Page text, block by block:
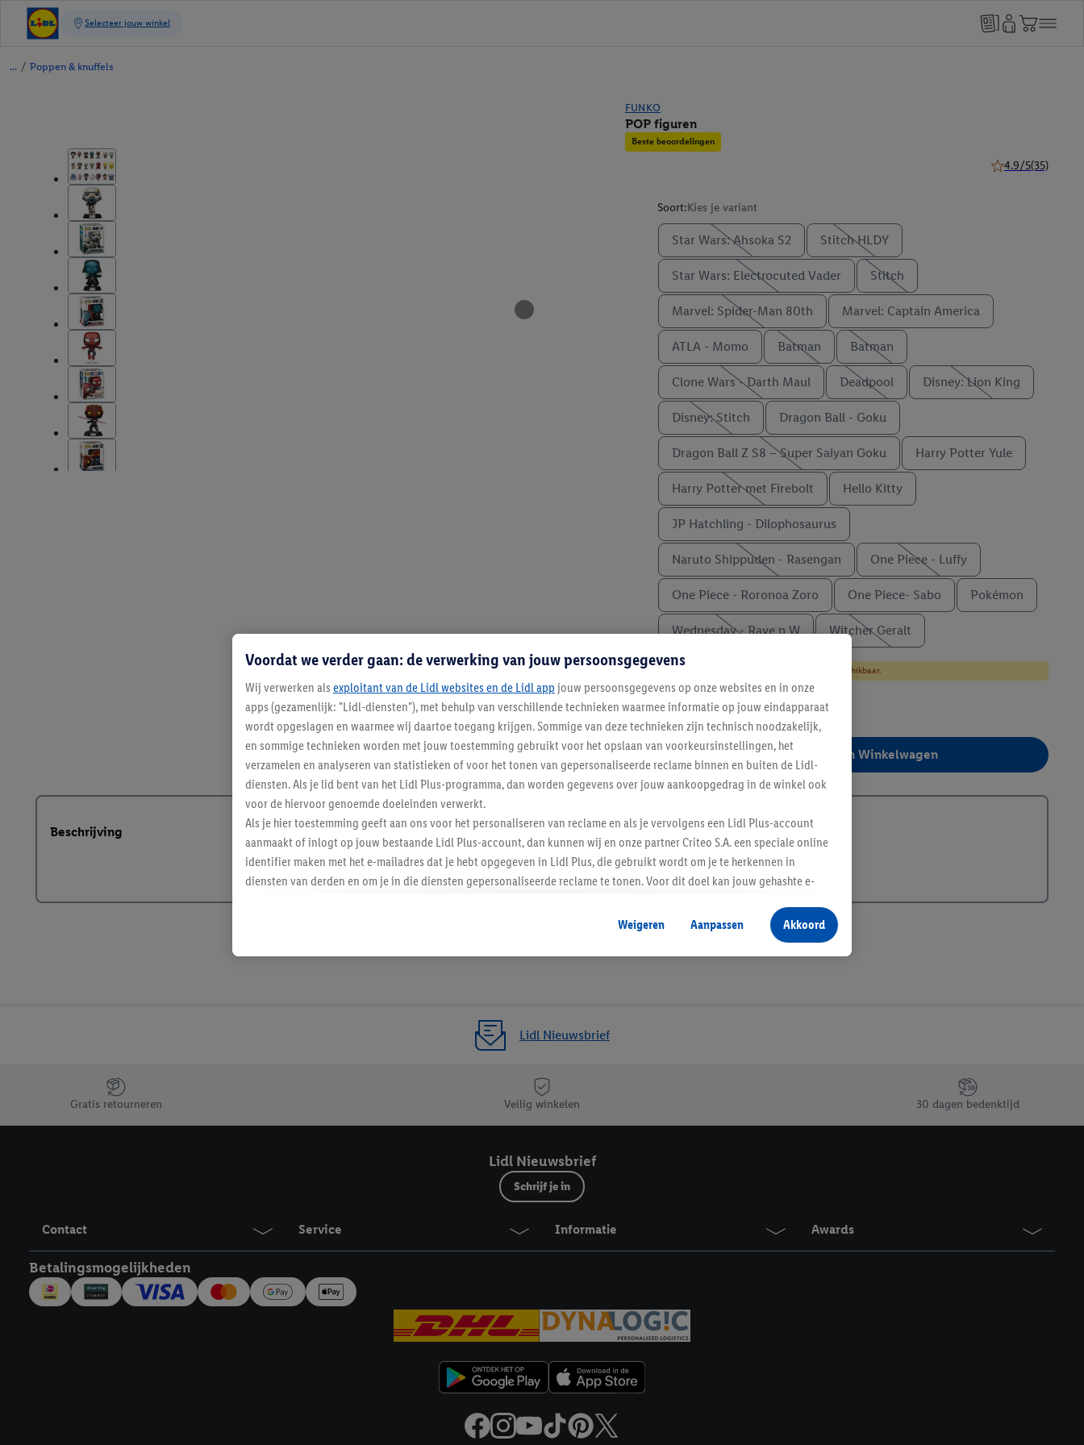
/ Poppen & knuffels
FUNKO
POP figuren
Beste beoordelingen
4.9/5(35)
Soort:Kies je variant
Star Wars: Ahsoka S2 Stitch HLDY
Star Wars: Electrocuted Vader Stitch
Marvel: Spider-Man 80th Marvel: Captain America
ATLA - Momo Batman Batman
Clone Wars - Darth Maul Deadpool Disney: Lion King
Disney: Stitch Dragon Ball - Goku
Dragon Ball Z S8 – Super Saiyan Goku Harry Potter Yule
Harry Potter met Firebolt Hello Kitty
JP Hatchling - Dilophosaurus
Naruto Shippuden - Rasengan One Piece - Luffy
One Piece - Roronoa Zoro One Piece- Sabo Pokémon
Wednesday - Rave n W Witcher Geralt
Wees er snel bij! Niet meer in alle uitvoeringen beschikbaar.
vanaf9.99
Levering
In Winkelwagen
Artikelnummer: 100381734
Beschrijving
Lidl Nieuwsbrief
Jouw voordelen bij ons als Lidl webshop klant
Gratis retourneren Veilig winkelen 30 dagen bedenktijd
Lidl Nieuwsbrief
Schrijf je in
Contact Service Informatie Awards
Betalingsmogelijkheden
Voordat we verder gaan: de verwerking van jouw persoonsgegevens
Wij verwerken als exploitant van de Lidl websites en de Lidl app jouw persoonsgegevens op onze websites en in onze
apps (gezamenlijk: "Lidl-diensten"), met behulp van verschillende technieken waarmee informatie op jouw eindapparaat
wordt opgeslagen en waarmee wij daartoe toegang krijgen. Sommige van deze technieken zijn technisch noodzakelijk,
en sommige technieken worden met jouw toestemming gebruikt voor het opslaan van voorkeursinstellingen, het
verzamelen en analyseren van statistieken of voor het tonen van gepersonaliseerde reclame binnen en buiten de Lidl-
diensten. Als je lid bent van het Lidl Plus-programma, dan worden gegevens over jouw aankoopgedrag in de winkel ook
voor de hiervoor genoemde doeleinden verwerkt.
Als je hier toestemming geeft aan ons voor het personaliseren van reclame en als je vervolgens een Lidl Plus-account
aanmaakt of inlogt op jouw bestaande Lidl Plus-account, dan kunnen wij en onze partner Criteo S.A. een speciale online
identifier maken met het e-mailadres dat je hebt opgegeven in Lidl Plus, die gebruikt wordt om je te herkennen in
diensten van derden en om je in die diensten gepersonaliseerde reclame te tonen. Voor dit doel kan jouw gehashte e-
Als je hiervoor toestemming geeft, dan kunnen retargeting advertenties worden weergegeven voor producten waarin je
eerder interesse hebt getoond (bijvoorbeeld door het product in een winkelmandje van een online winkel te plaatsen
Onder "Aanpassen" kun je aangeven met welke cookies en vergelijkbare technieken en met welke
verwerkingsdoeleinden je instemt. Verder kan je er meer informatie vinden over de gegevensverwerking.
Door te klikken op "Weigeren", kies je voor de optie dat er enkel technisch noodzakelijke cookies en vergelijkbare
Je vindt de impressum voor de Lidl website hier.
Weigeren Aanpassen Akkoord